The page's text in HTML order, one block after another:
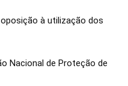
à utilização dos
Nacional de Proteção de